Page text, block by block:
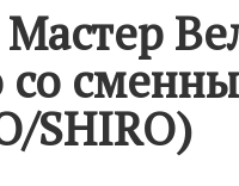
со
SHIRO)